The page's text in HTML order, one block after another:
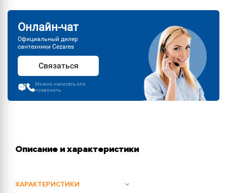
Онлайн-чат
Официальный дилер
сантехники Cezares
Связаться
Можно написать или
позвонить
Описание и характеристики
ХАРАКТЕРИСТИКИ